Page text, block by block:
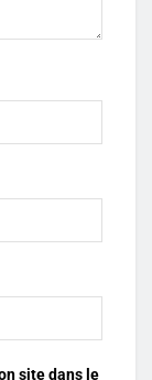
site dans le